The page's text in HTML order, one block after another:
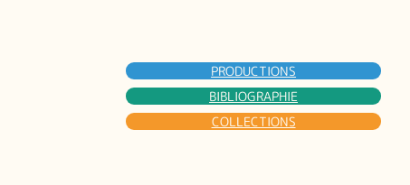
PRODUCTIONS
BIBLIOGRAPHIE
COLLECTIONS